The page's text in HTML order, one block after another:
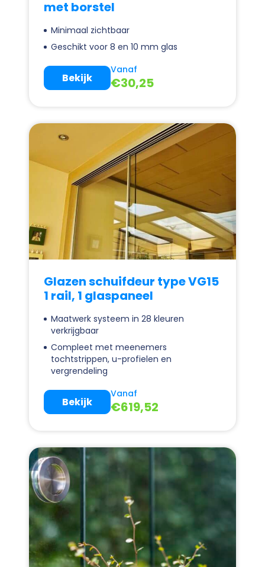
met borstel
Minimaal zichtbaar
Geschikt voor 8 en 10 mm glas
Vanaf
€30,25
Bekijk
Glazen schuifdeur type VG15
1 rail, 1 glaspaneel
Maatwerk systeem in 28 kleuren
verkrijgbaar
Compleet met meenemers
tochtstrippen, u-profielen en
vergrendeling
Vanaf
€619,52
Bekijk